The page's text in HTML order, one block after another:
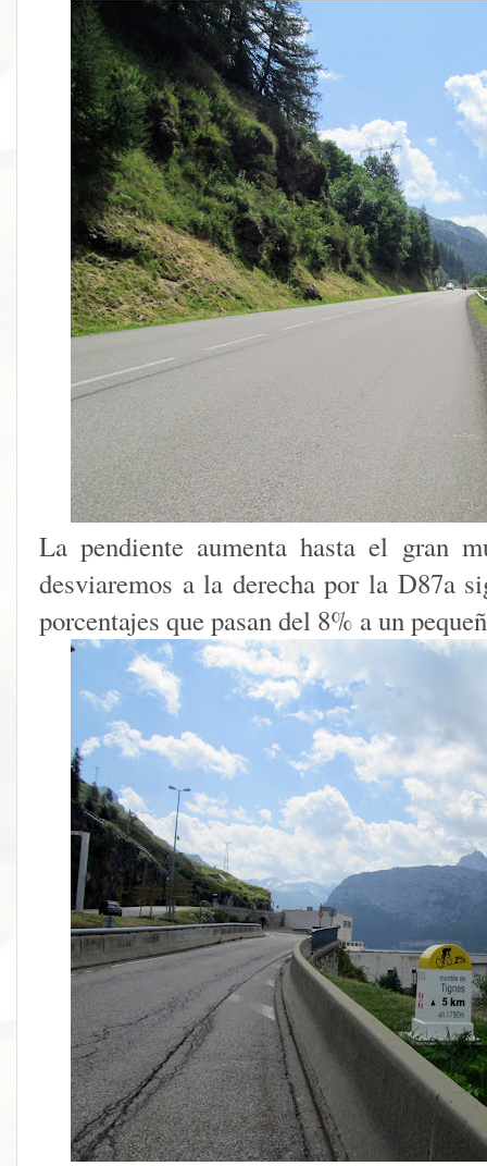
La pendiente aumenta hasta el gran
desviaremos a la derecha por la D87a
porcentajes que pasan del 8% a un